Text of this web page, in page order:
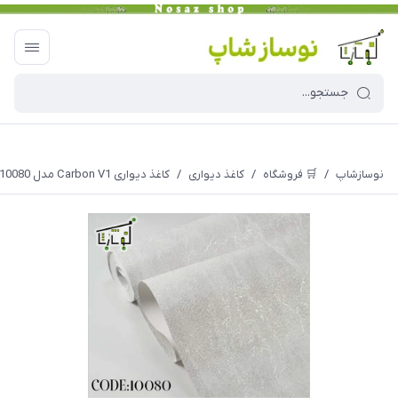
نوسازشاپ / 🛒 فروشگاه / کاغذ دیواری / کاغذ دیواری Carbon V1 مدل 10080